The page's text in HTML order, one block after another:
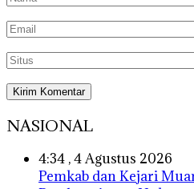
NASIONAL
4:34 , 4 Agustus 2026
Pemkab dan Kejari